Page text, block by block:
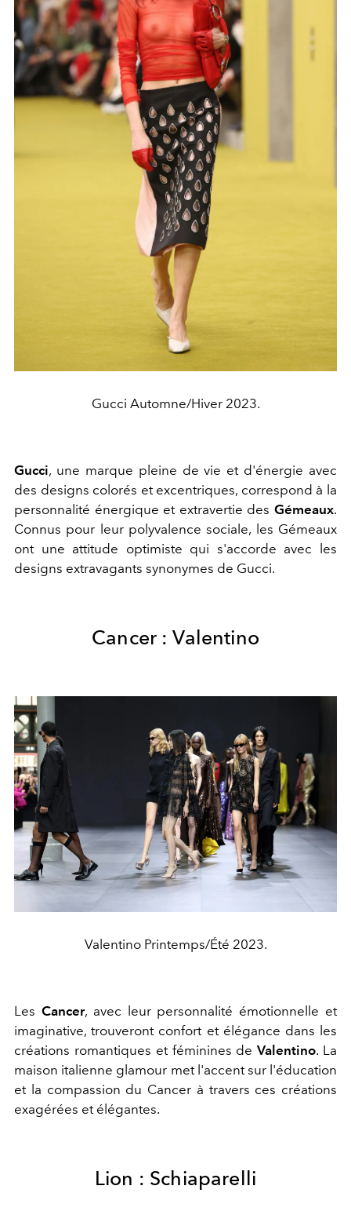
Gucci Automne/Hiver 2023.
Gucci, une marque pleine de vie et d'énergie avec
des designs colorés et excentriques, correspond à la
personnalité énergique et extravertie des Gémeaux.
Connus pour leur polyvalence sociale, les Gémeaux
ont une attitude optimiste qui s'accorde avec les
designs extravagants synonymes de Gucci.
Cancer : Valentino
Valentino Printemps/Été 2023.
Les Cancer, avec leur personnalité émotionnelle et
imaginative, trouveront confort et élégance dans les
créations romantiques et féminines deValentino. La
maison italienne glamour met l'accent sur l'éducation
et la compassion du Cancer à travers ces créations
exagérées et élégantes.
Lion : Schiaparelli